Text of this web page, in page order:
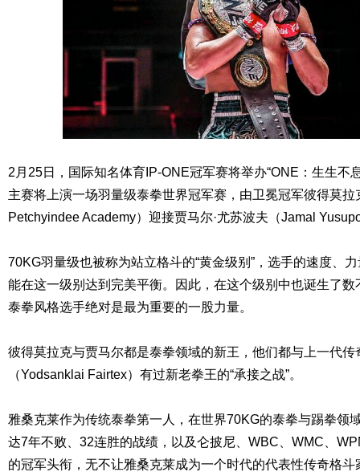
2月25日，国际知名体育IP-ONE冠军赛将举办“ONE：生生不
主赛将上演一场羽量级泰拳世界冠军赛，由卫冕冠军彼得莫拉
Petchyindee Academy）迎接贾马尔·尤苏波夫（Jamal
70KG羽量级也被称为站立格斗的“黄金级别”，选手的速度、
能在这一级别达到完美平衡。因此，在这个级别中也诞生了
泰拳风格选手绝对是最为重要的一股力量。
彼得莫拉克与贾马尔都是泰拳领域的新王，他们都与上一代传
（Yodsanklai Fairtex）有过新老拳王的“承接之战”。
雅桑克莱作为传统泰拳第一人，在世界70KG的泰拳与踢拳领
达7年不败、32连胜的战绩，以及仑披尼、WBC、WMC、
的冠军头衔，无不让雅桑克莱成为一个时代的代表性传奇格